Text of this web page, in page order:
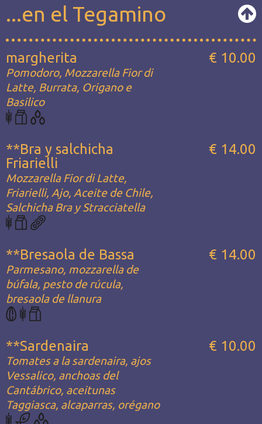
...en el Tegamino
margherita
Pomodoro, Mozzarella Fior di
Latte, Burrata, Origano e
Basilico
€ 10.00
**Bra y salchicha
Friarielli
Mozzarella Fior di Latte,
Friarielli, Ajo, Aceite de Chile,
Salchicha Bra y Stracciatella
€ 14.00
**Bresaola de Bassa
Parmesano, mozzarella de
búfala, pesto de rúcula,
bresaola de llanura
€ 14.00
**Sardenaira
Tomates a la sardenaira, ajos
Vessalico, anchoas del
Cantábrico, aceitunas
Taggiasca, alcaparras, orégano
€ 10.00